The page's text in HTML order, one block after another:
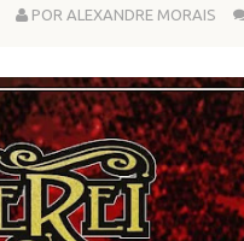
POR ALEXANDRE MORAIS